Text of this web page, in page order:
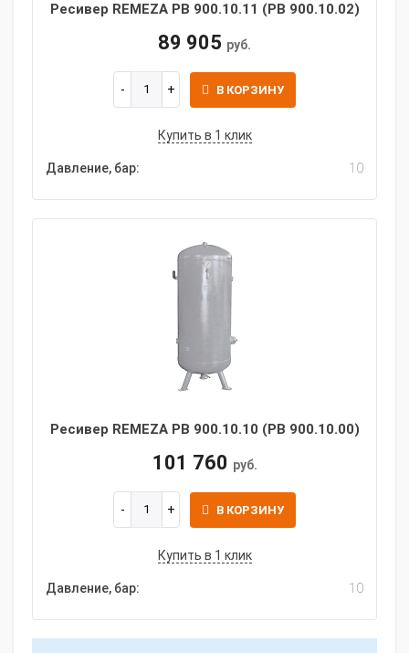
Ресивер REMEZA РВ 900.10.11 (РВ 900.10.02)
89 905 руб.
В КОРЗИНУ
Купить в 1 клик
Давление, бар: 10
Ресивер REMEZA РВ 900.10.10 (РВ 900.10.00)
101 760 руб.
В КОРЗИНУ
Купить в 1 клик
Давление, бар: 10